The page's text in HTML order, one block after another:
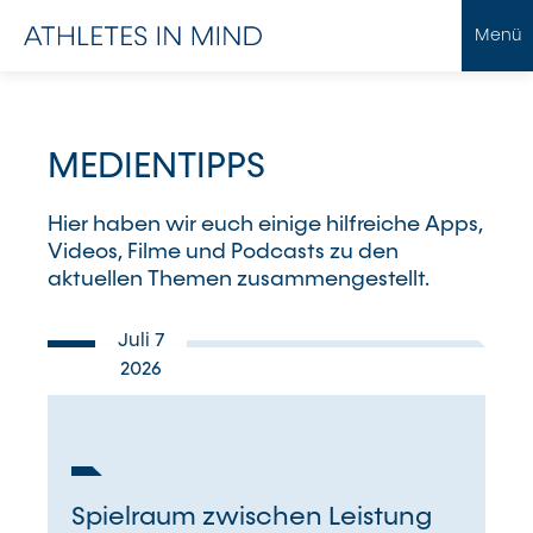
Menü
MEDIENTIPPS
Hier haben wir euch einige hilfreiche Apps,
Videos, Filme und Podcasts zu den
aktuellen Themen zusammengestellt.
Juli 7
2026
Spielraum zwischen Leistung